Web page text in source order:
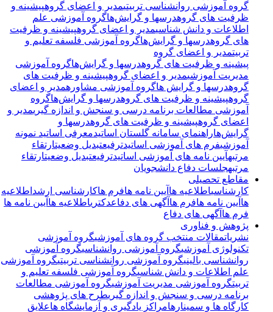
گروه آموزشی روانشناسی تربیتیمدیر و اعضای گروهپیشینه و
ظرفیت های گروهدرسها و گرایش‌هاگروه آموزشی علم
اطلاعات و دانش شناسیمدیر و اعضای گروهپیشینه و ظرفیت
های گروهدرسها و گرایش‌هاگروه آموزشی فلسفه تعلیم و
تربیتمدیر و اعضای گروه
پیشینه و ظرفیت های گروهدرسها و گرایش‌هاگروه آموزشی
مدیریت آموزشیمدیر و اعضای گروهپیشینه و ظرفیت های
گروهدرسها و گرایش هاگروه آموزشی مشاوره مدیر و اعضای
گروهپیشینه و ظرفیت های گروهدرسها و گرایش‌هاگروه
آموزشی مطالعات برنامه درسی و سنجش و اندازه گیریمدیر و
اعضای گروهپیشینه و ظرفیت های گروهدرسها و
گرایش‌هاراهنمای سامانه گلستان اساتیدمعرفی اساتید نمونه
آموزشیفرم های آموزشی اساتیدترفیعتبدیل وضعیتارتقاء
مرتبهآیین نامه های آموزشی اساتیدترفیعتبدیل وضعیتارتقاء
مرتبهجلسات دفاع دانشجویان
مقاطع تحصیلی
کارشناسیاطلاعیه هاآیین نامه هافرم هاکارشناسی ارشداطلاعیه
هاآیین نامه هافرم هاآگهی های دفاعدکتریاطلاعیه هاآیین نامه ها
فرم هاآگهی های دفاع
پژوهش و فناوری
نشریاتمقالات منتخب گروه های آموزشیگروه آموزشی
تکنولوژی آموزشیگروه آموزشی روانشناسیگروه آموزشی
روانشناسی بالینیگروه آموزشی روانشناسی تربیتیگروه آموزشی
علم اطلاعات و دانش شناسیگروه آموزشی فلسفه تعلیم و
تربیتگروه آموزشی مدیریت آموزشیگروه آموزشی مطالعات
برنامه درسی و سنجش و اندازه گیریطرح های پژوهشی
کارگاه ها و سمینارهامراکز یادگیری و آزمایشگاه هاعلایق